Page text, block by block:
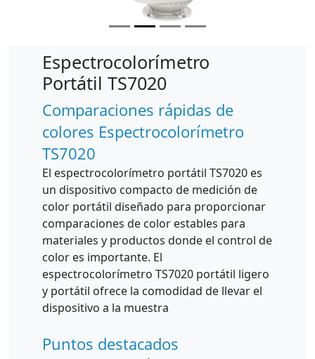
Espectrocolorímetro
Portátil TS7020
Comparaciones rápidas de
colores Espectrocolorímetro
TS7020
El espectrocolorímetro portátil TS7020 es
un dispositivo compacto de medición de
color portátil diseñado para proporcionar
comparaciones de color estables para
materiales y productos donde el control de
color es importante. El
espectrocolorímetro TS7020 portátil ligero
y portátil ofrece la comodidad de llevar el
dispositivo a la muestra
Puntos destacados